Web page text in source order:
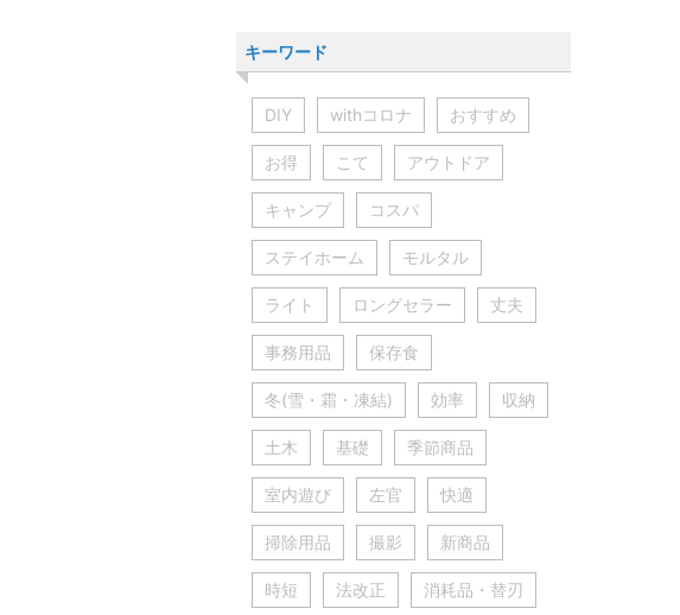
キーワード
DIY withコロナ おすすめ
お得 こて アウトドア
キャンプ コスパ
ステイホーム モルタル
ライト ロングセラー 丈夫
事務用品 保存食
冬(雪・霜・凍結) 効率 収納
土木 基礎 季節商品
室内遊び 左官 快適
掃除用品 撮影 新商品
時短 法改正 消耗品・替刃